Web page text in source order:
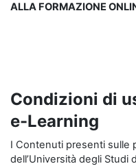
ALLA FORMAZIONE
Condizioni di
e-Learning
I Contenuti presenti sulle
dell’Università degli Studi